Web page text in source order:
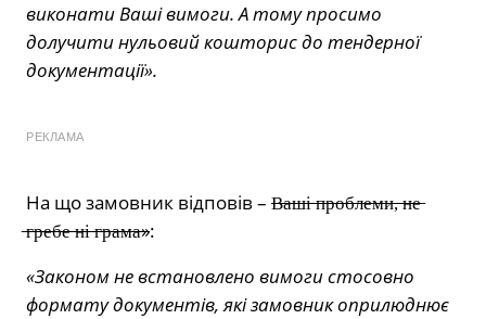
виконати Ваші вимоги. А тому просимо
долучити нульовий кошторис до тендерної
документації».
РЕКЛАМА
На що замовник відповів – В̶а̶ш̶і̶ ̶п̶р̶о̶б̶л̶е̶м̶и̶,̶ ̶н̶е̶
̶г̶р̶е̶б̶е̶ ̶н̶і̶ ̶г̶р̶а̶м̶а̶»:
«Законом не встановлено вимоги стосовно
формату документів, які замовник оприлюднює